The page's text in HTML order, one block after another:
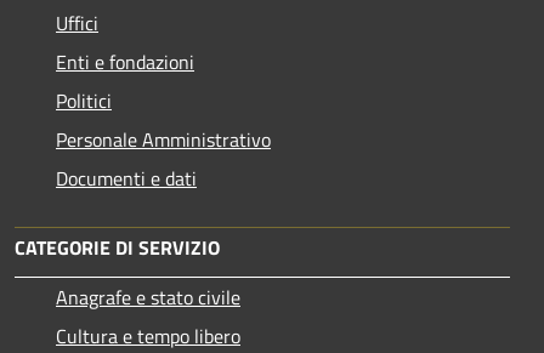
Uffici
Enti e fondazioni
Politici
Personale Amministrativo
Documenti e dati
CATEGORIE DI SERVIZIO
Anagrafe e stato civile
Cultura e tempo libero